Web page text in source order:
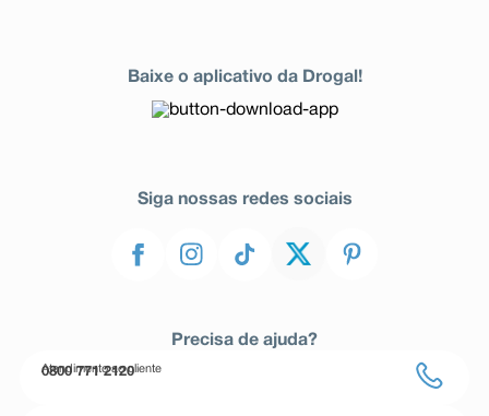
Baixe o aplicativo da Drogal!
Siga nossas redes sociais
Precisa de ajuda?
Atendimento ao cliente
0800 771 2120